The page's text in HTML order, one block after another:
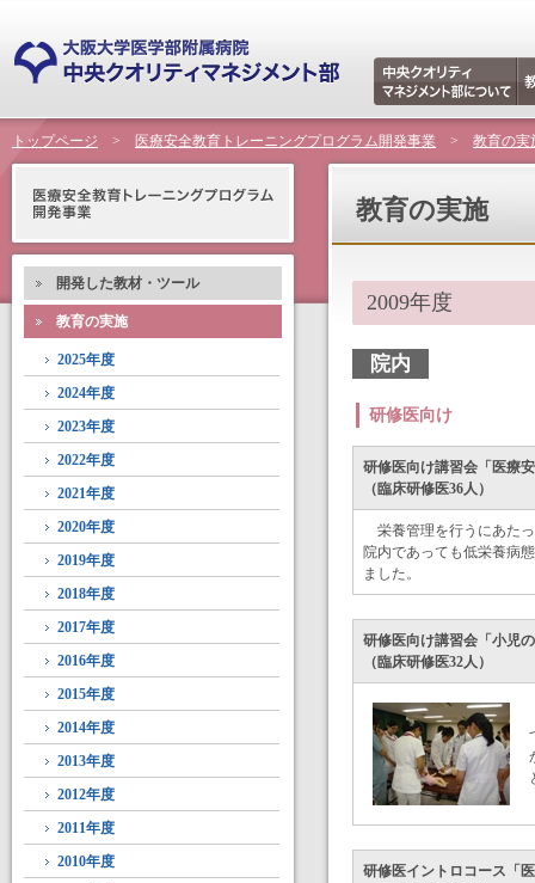
トップページ > 医療安全教育トレーニングプログラム開発事業 > 教育の実
開発した教材・ツール
教育の実施
2025年度
2024年度
2023年度
2022年度
2021年度
2020年度
2019年度
2018年度
2017年度
2016年度
2015年度
2014年度
2013年度
2012年度
2011年度
2010年度
教育の実施
2009年度
院内
研修医向け
研修医向け講習会「医療
（臨床研修医36人）
栄養管理を行うにあた
院内であっても低栄養病
ました。
研修医向け講習会「小児
（臨床研修医32人）
研修医イントロコース「